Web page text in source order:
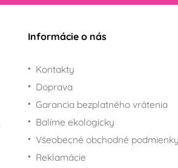
Informácie o nás
Kontakty
Doprava
Garancia bezplatného vrátenia
Balíme ekologicky
Všeobecné obchodné podmienky
Reklamácie